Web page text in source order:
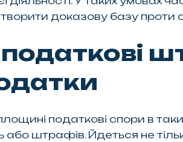
доказову базу проти
податкові спори в
або штрафів. Йдеться не